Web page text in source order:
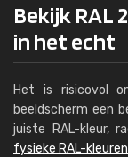
Bekijk RAL
in het echt
Het is risicovol
beeldscherm een
juiste RAL-kleur,
fysieke RAL-